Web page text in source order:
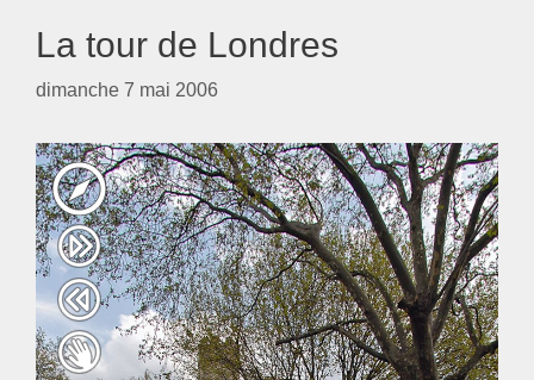
La tour de Londres
dimanche 7 mai 2006